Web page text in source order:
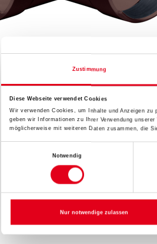
Zustimmung
Diese Webseite verwendet Cookies
Wir verwenden Cookies, um Inhalte und Anzeigen
geben wir Informationen zu Ihrer Verwendung
möglicherweise mit weiteren Daten zusammen, die
Notwendig
Nur notwendige zulassen